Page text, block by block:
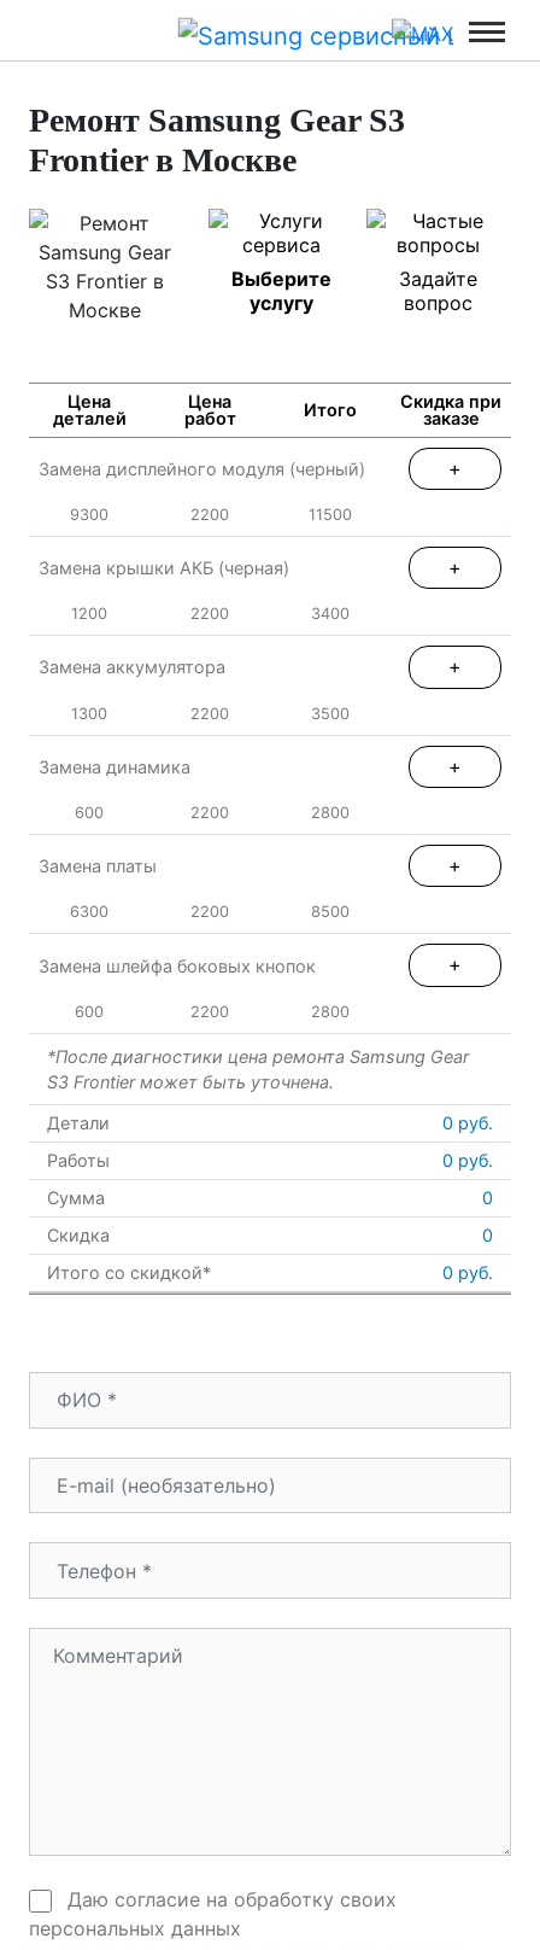
Ремонт Samsung Gear S3
Frontier в Москве
Выберите
услугу
Задайте
вопрос
Цена
деталей
Цена
работ
Итого
Скидка при
заказе
Замена дисплейного модуля (черный)
9300 2200 11500
+
Замена крышки АКБ (черная)
1200 2200 3400
+
Замена аккумулятора
1300 2200 3500
+
Замена динамика
600 2200 2800
+
Замена платы
6300 2200 8500
+
Замена шлейфа боковых кнопок
600 2200 2800
+
*После диагностики цена ремонта Samsung Gear
S3 Frontier может быть уточнена.
Детали
0 руб.
Работы
0 руб.
Сумма
0
Скидка
0
Итого со скидкой*
0 руб.
Даю согласие на обработку своих
персональных данных